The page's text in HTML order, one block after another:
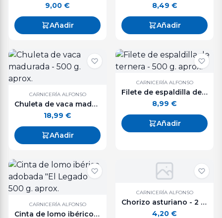
9,00 €
Añadir
8,49 €
Añadir
CARNICERÍA ALFONSO
Chuleta de vaca madurada - 500 g. aprox.
18,99 €
Añadir
CARNICERÍA ALFONSO
Filete de espaldilla de ternera - 500 g. aprox.
8,99 €
Añadir
CARNICERÍA ALFONSO
Cinta de lomo ibérico adobada "El Legado" - 500 g. aprox.
CARNICERÍA ALFONSO
Chorizo asturiano - 2 unidades
4,20 €